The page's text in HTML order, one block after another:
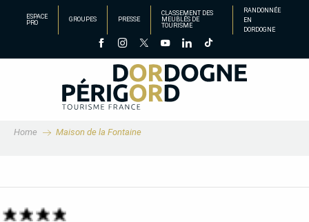
principal
ESPACE
PRO
GROUPES PRESSE
CLASSEMENT DES
MEUBLÉS DE
TOURISME
RANDONNÉE
EN
DORDOGNE
Home Maison de la Fontaine